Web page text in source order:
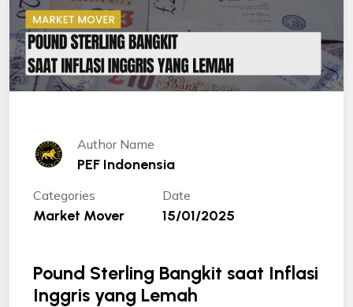
Author Name
PEF Indonensia
Categories
Market Mover
Date
15/01/2025
Pound Sterling Bangkit saat Inflasi
Inggris yang Lemah